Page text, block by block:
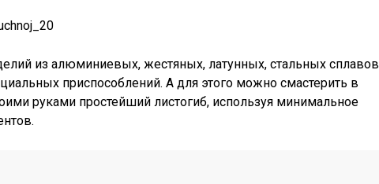
из алюминиевых, жестяных, латунных, стальных сплавов
приспособлений. А для этого можно смастерить в
руками простейший листогиб, используя минимальное